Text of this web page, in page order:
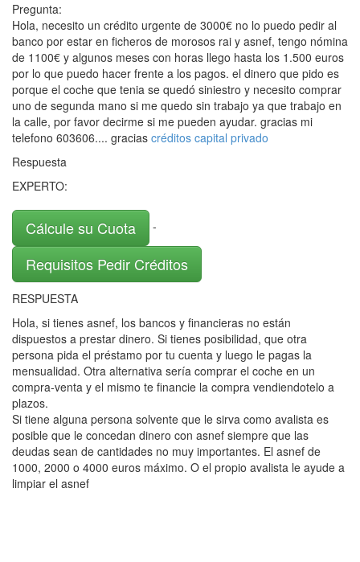
Pregunta:
Hola, necesito un crédito urgente de 3000€ no lo puedo pedir al
banco por estar en ficheros de morosos rai y asnef, tengo nómina
de 1100€ y algunos meses con horas llego hasta los 1.500 euros
por lo que puedo hacer frente a los pagos. el dinero que pido es
porque el coche que tenia se quedó siniestro y necesito comprar
uno de segunda mano si me quedo sin trabajo ya que trabajo en
la calle, por favor decirme si me pueden ayudar. gracias mi
telefono 603606.... gracias créditos capital privado
Respuesta
EXPERTO:
Cálcule su Cuota -
Requisitos Pedir Créditos
RESPUESTA
Hola, si tienes asnef, los bancos y financieras no están
dispuestos a prestar dinero. Si tienes posibilidad, que otra
persona pida el préstamo por tu cuenta y luego le pagas la
mensualidad. Otra alternativa sería comprar el coche en un
compra-venta y el mismo te financie la compra vendiendotelo a
plazos.
Si tiene alguna persona solvente que le sirva como avalista es
posible que le concedan dinero con asnef siempre que las
deudas sean de cantidades no muy importantes. El asnef de
1000, 2000 o 4000 euros máximo. O el propio avalista le ayude a
limpiar el asnef